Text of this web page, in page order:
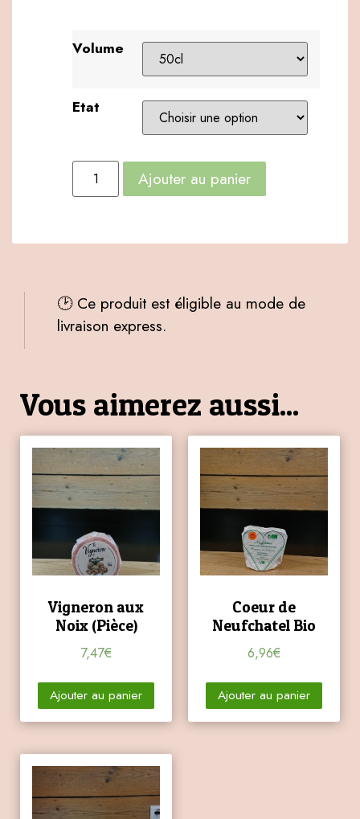
Volume
Etat
Ajouter au panier
🕑 Ce produit est éligible au mode de
livraison express.
Vous aimerez aussi...
Vigneron aux
Noix (Pièce)
7,47€
Ajouter au panier
Coeur de
Neufchatel Bio
6,96€
Ajouter au panier